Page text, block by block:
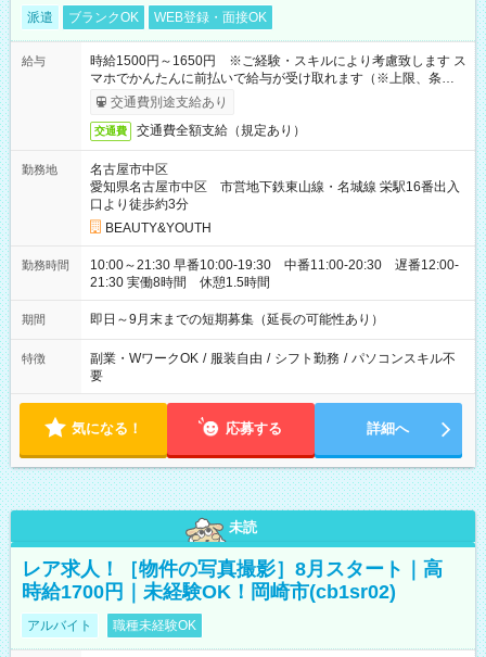
派遣 ブランクOK WEB登録・面接OK
給与
時給1500円～1650円 ※ご経験・スキルにより考慮致します ス
マホでかんたんに前払いで給与が受け取れます（※上限、条件
あり）交通費別途支給あり
交通費 交通費全額支給（規定あり）
勤務地
名古屋市中区
愛知県名古屋市中区 市営地下鉄東山線・名城線 栄駅16番出入
口より徒歩約3分
BEAUTY&YOUTH
勤務時間
10:00～21:30 早番10:00-19:30 中番11:00-20:30 遅番12:00-
21:30 実働8時間 休憩1.5時間
期間 即日～9月末までの短期募集（延長の可能性あり）
特徴 副業・WワークOK / 服装自由 / シフト勤務 / パソコンスキル不
要
気になる！ 応募する 詳細へ
未読
レア求人！［物件の写真撮影］8月スタート｜高
時給1700円｜未経験OK！岡崎市(cb1sr02)
アルバイト 職種未経験OK